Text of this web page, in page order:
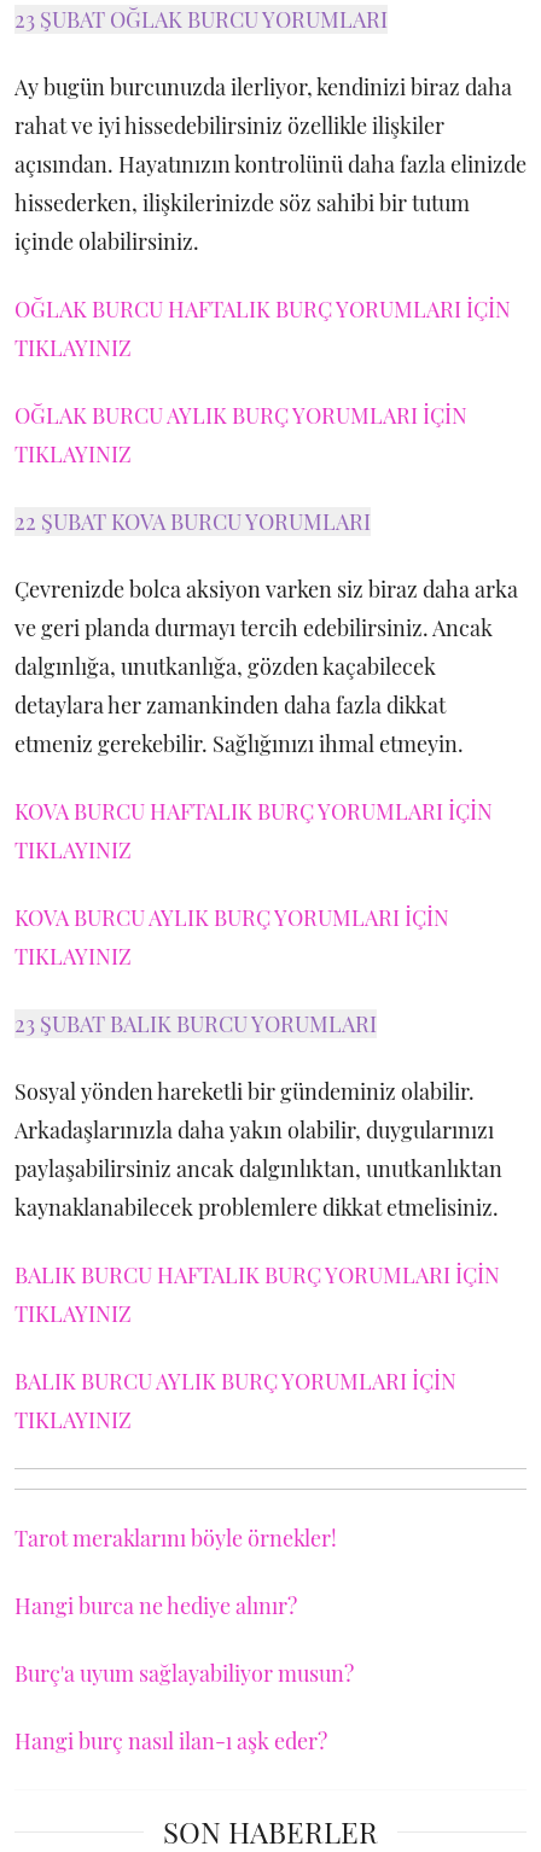
23 ŞUBAT OĞLAK BURCU YORUMLARI
Ay bugün burcunuzda ilerliyor, kendinizi biraz daha
rahat ve iyi hissedebilirsiniz özellikle ilişkiler
açısından. Hayatınızın kontrolünü daha fazla elinizde
hissederken, ilişkilerinizde söz sahibi bir tutum
içinde olabilirsiniz.
OĞLAK BURCU HAFTALIK BURÇ YORUMLARI İÇİN
TIKLAYINIZ
OĞLAK BURCU AYLIK BURÇ YORUMLARI İÇİN
TIKLAYINIZ
22 ŞUBAT KOVA BURCU YORUMLARI
Çevrenizde bolca aksiyon varken siz biraz daha arka
ve geri planda durmayı tercih edebilirsiniz. Ancak
dalgınlığa, unutkanlığa, gözden kaçabilecek
detaylara her zamankinden daha fazla dikkat
etmeniz gerekebilir. Sağlığınızı ihmal etmeyin.
KOVA BURCU HAFTALIK BURÇ YORUMLARI İÇİN
TIKLAYINIZ
KOVA BURCU AYLIK BURÇ YORUMLARI İÇİN
TIKLAYINIZ
23 ŞUBAT BALIK BURCU YORUMLARI
Sosyal yönden hareketli bir gündeminiz olabilir.
Arkadaşlarınızla daha yakın olabilir, duygularınızı
paylaşabilirsiniz ancak dalgınlıktan, unutkanlıktan
kaynaklanabilecek problemlere dikkat etmelisiniz.
BALIK BURCU HAFTALIK BURÇ YORUMLARI İÇİN
TIKLAYINIZ
BALIK BURCU AYLIK BURÇ YORUMLARI İÇİN
TIKLAYINIZ
Tarot meraklarını böyle örnekler!
Hangi burca ne hediye alınır?
Burç'a uyum sağlayabiliyor musun?
Hangi burç nasıl ilan-ı aşk eder?
SON HABERLER